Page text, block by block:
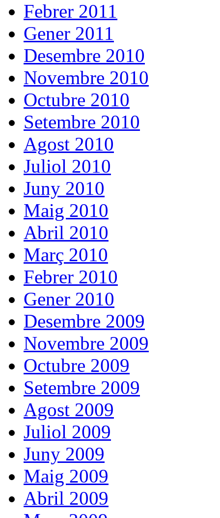
Febrer 2011
Gener 2011
Desembre 2010
Novembre 2010
Octubre 2010
Setembre 2010
Agost 2010
Juliol 2010
Juny 2010
Maig 2010
Abril 2010
Març 2010
Febrer 2010
Gener 2010
Desembre 2009
Novembre 2009
Octubre 2009
Setembre 2009
Agost 2009
Juliol 2009
Juny 2009
Maig 2009
Abril 2009